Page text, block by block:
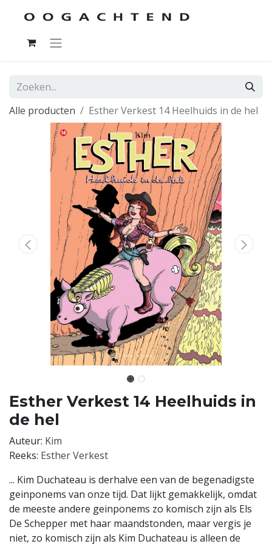
Alle producten Esther Verkest 14 Heelhuids in de hel
Esther Verkest 14 Heelhuids in
de hel
Auteur: Kim
Reeks: Esther Verkest
... Kim Duchateau is derhalve een van de begenadigste
geinponems van onze tijd. Dat lijkt gemakkelijk, omdat
de meeste andere geinponems zo komisch zijn als Els
De Schepper met haar maandstonden, maar vergis je
niet, zo komisch zijn als Kim Duchateau is alleen de